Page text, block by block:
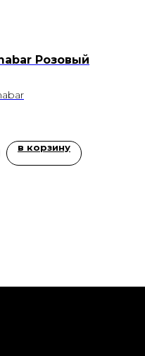
Розовый
в корзину